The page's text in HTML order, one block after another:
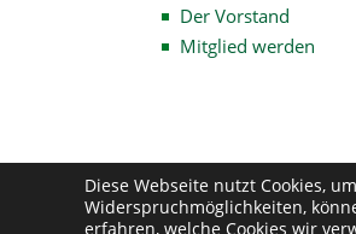
Der Vorstand
Mitglied werden
Diese Webseite nutzt Cookies,
Widerspruchmöglichkeiten,
erfahren, welche Cookies wir